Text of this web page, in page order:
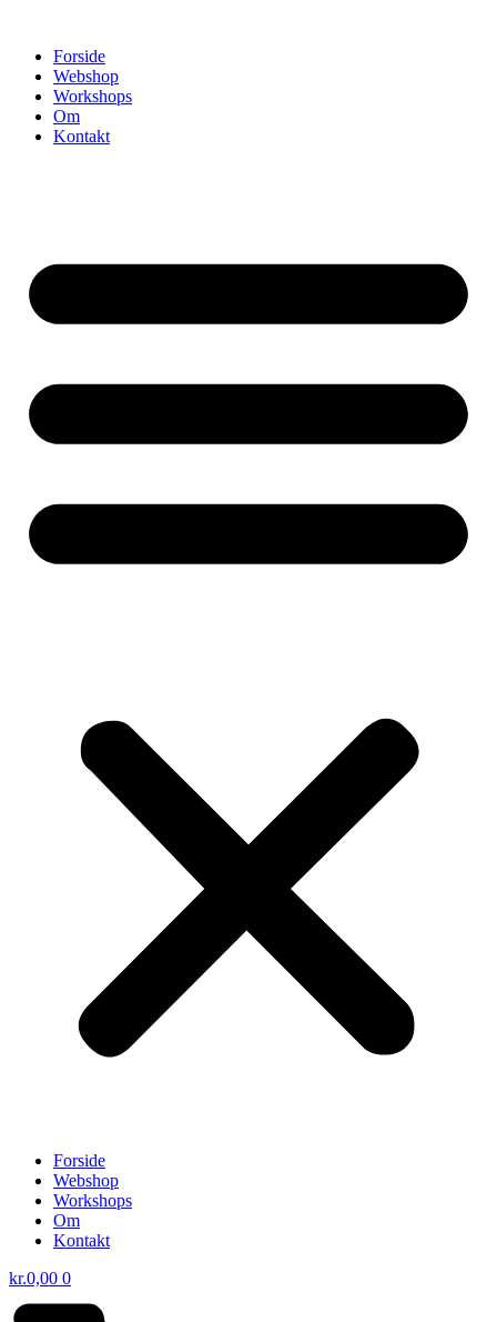
indholdForside
Webshop
Workshops
Om
Kontakt
Forside
Webshop
Workshops
Om
Kontakt
kr.0,00 0